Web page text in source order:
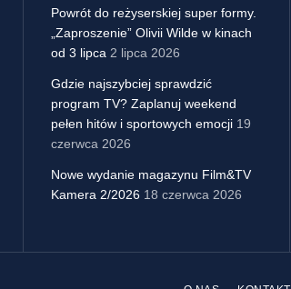
Powrót do reżyserskiej super formy.
„Zaproszenie” Olivii Wilde w kinach
od 3 lipca 2 lipca 2026
Gdzie najszybciej sprawdzić
program TV? Zaplanuj weekend
pełen hitów i sportowych emocji 19
czerwca 2026
Nowe wydanie magazynu Film&TV
Kamera 2/2026 18 czerwca 2026